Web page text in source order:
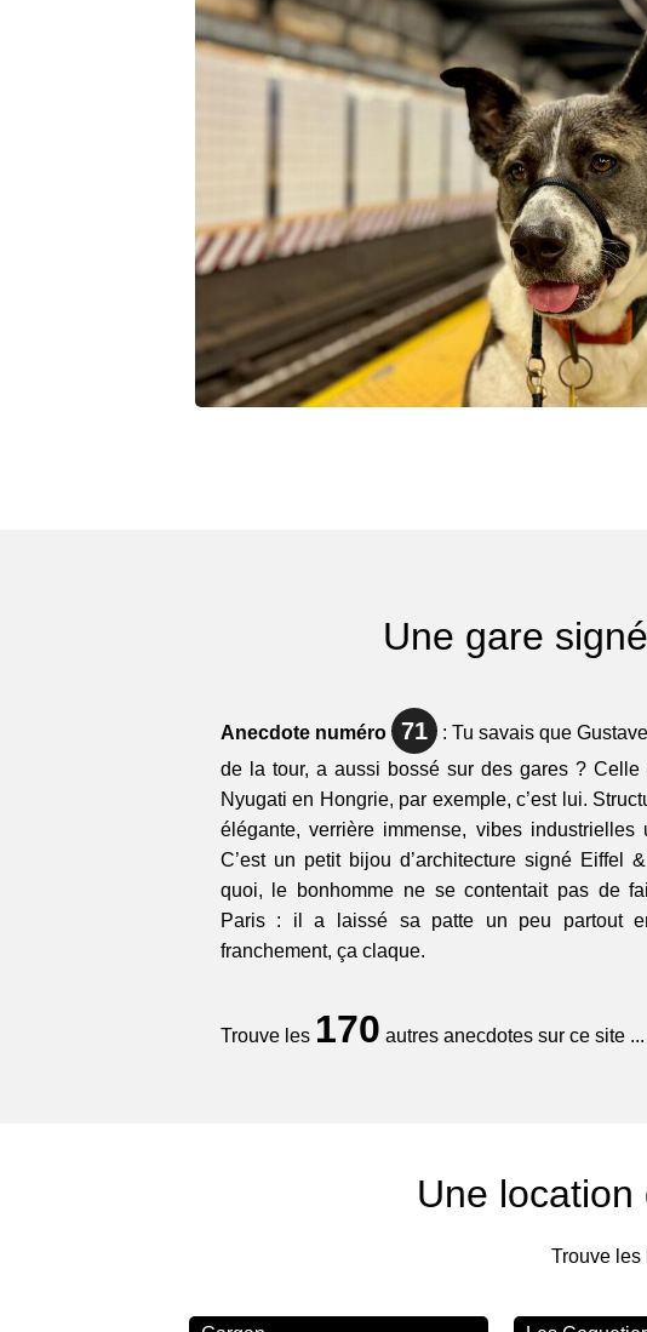
Une gare
Anecdote numéro 71 : Tu savais que
de la tour, a aussi bossé sur des gares ? Celle
Nyugati en Hongrie, par exemple, c’est lui.
élégante, verrière immense, vibes
C’est un petit bijou d’architecture signé Eiffel
quoi, le bonhomme ne se contentait pas de
Paris : il a laissé sa patte un peu partout
franchement, ça claque.
Trouve les 170 autres anecdotes sur ce site ...
Une
Trouve les